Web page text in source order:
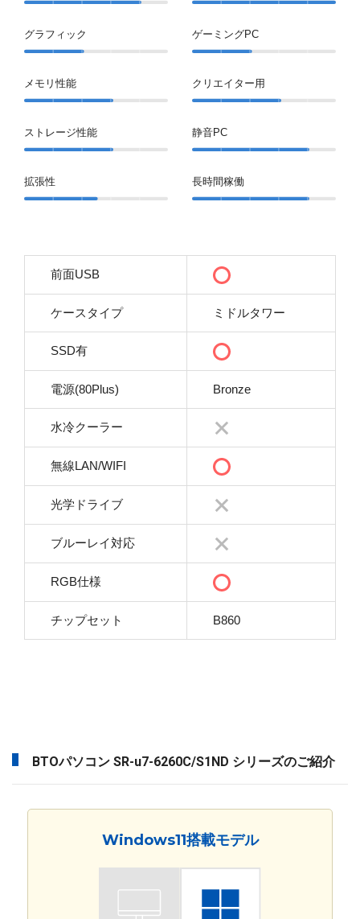
グラフィック
メモリ性能
ストレージ性能
拡張性
ゲーミングPC
クリエイター用
静音PC
長時間稼働
前面USB
ケースタイプ ミドルタワー
SSD有
電源(80Plus) Bronze
水冷クーラー
無線LAN/WIFI
光学ドライブ
ブルーレイ対応
RGB仕様
チップセット B860
BTOパソコン SR-u7-6260C/S1ND シリーズのご紹介
Windows11搭載モデル